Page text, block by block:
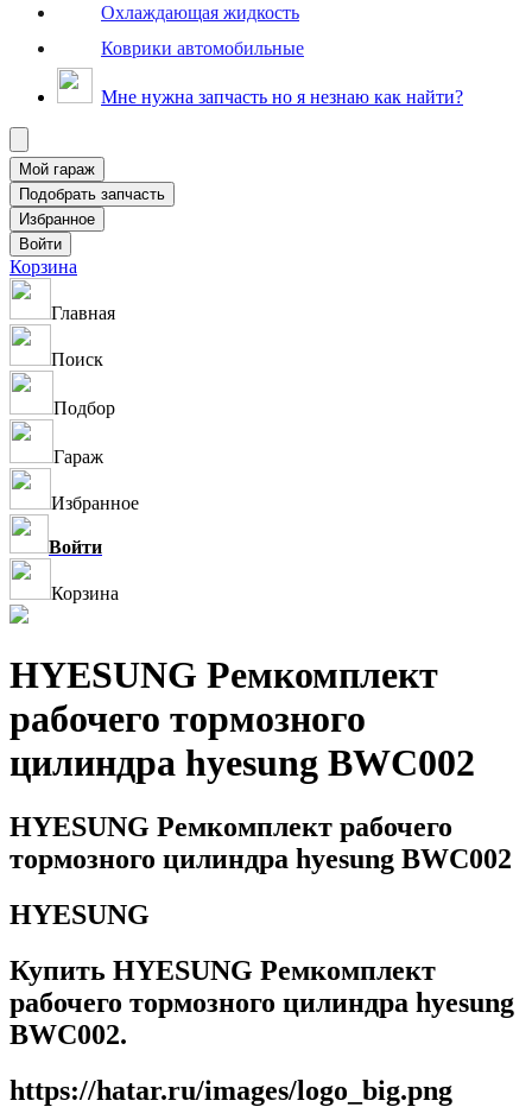
Охлаждающая жидкость
Коврики автомобильные
Мне нужна запчасть но я незнаю как найти?
Корзина
Главная
Поиск
Подбор
Гараж
Избранное
Войти
Корзина
HYESUNG Ремкомплект
рабочего тормозного
цилиндра hyesung BWC002
HYESUNG Ремкомплект рабочего
тормозного цилиндра hyesung BWC002
HYESUNG
Купить HYESUNG Ремкомплект
рабочего тормозного цилиндра hyesung
BWC002.
https://hatar.ru/images/logo_big.png